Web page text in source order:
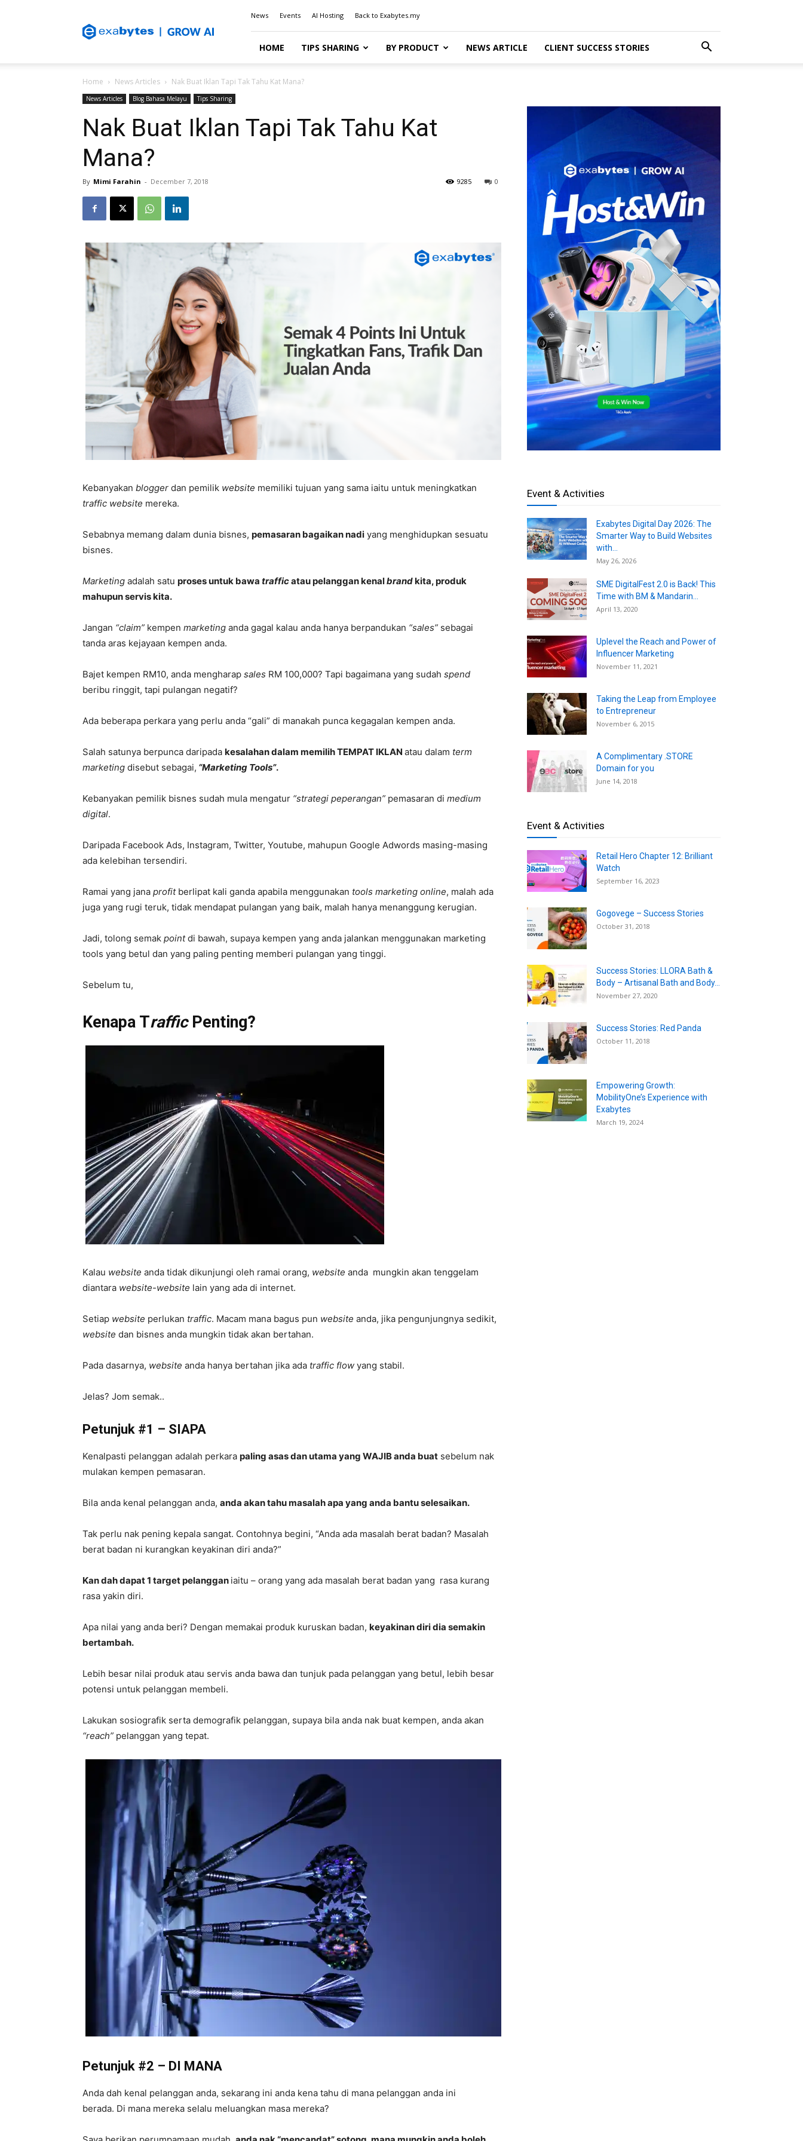
Blog
News Events AI Hosting Back to Exabytes.my
HOME TIPS SHARING BY PRODUCT NEWS ARTICLE CLIENT SUCCESS STORIES
Home News Articles Nak Buat Iklan Tapi Tak Tahu Kat Mana?
News Articles Blog Bahasa Melayu Tips Sharing
Nak Buat Iklan Tapi Tak Tahu Kat
Mana?
By Mimi Farahin - December 7, 2018 0
9285
Kebanyakan blogger dan pemilik website memiliki tujuan yang sama iaitu untuk meningkatkan
traffic website mereka.
Sebabnya memang dalam dunia bisnes, pemasaran bagaikan nadi yang menghidupkan sesuatu
bisnes.
Marketing adalah satu proses untuk bawa trafficatau pelanggan kenalbrandkita, produk
mahupun servis kita.
Jangan “claim” kempen marketing anda gagal kalau anda hanya berpandukan “sales” sebagai
tanda aras kejayaan kempen anda.
Bajet kempen RM10, anda mengharap sales RM 100,000? Tapi bagaimana yang sudah spend
beribu ringgit, tapi pulangan negatif?
Ada beberapa perkara yang perlu anda “gali” di manakah punca kegagalan kempen anda.
Salah satunya berpunca daripada kesalahan dalam memilih TEMPAT IKLAN atau dalam term
marketing disebut sebagai, “Marketing Tools”.
Kebanyakan pemilik bisnes sudah mula mengatur “strategi peperangan” pemasaran di medium
digital.
Daripada Facebook Ads, Instagram, Twitter, Youtube, mahupun Google Adwords masing-masing
ada kelebihan tersendiri.
Ramai yang jana profitberlipat kali ganda apabila menggunakan tools marketing online, malah ada
juga yang rugi teruk, tidak mendapat pulangan yang baik, malah hanya menanggung kerugian.
Jadi, tolong semak pointdi bawah, supaya kempen yang anda jalankan menggunakan marketing
tools yang betul dan yang paling penting memberi pulangan yang tinggi.
Sebelum tu,
Kenapa TrafficPenting?
Kalau website anda tidak dikunjungi oleh ramai orang, website anda mungkin akan tenggelam
diantara website-website lain yang ada di internet.
Setiap website perlukan traffic. Macam mana bagus pun website anda, jika pengunjungnya sedikit,
website dan bisnes anda mungkin tidak akan bertahan.
Pada dasarnya, website anda hanya bertahan jika ada traffic flow yang stabil.
Jelas? Jom semak..
Petunjuk #1 – SIAPA
Kenalpasti pelanggan adalah perkara paling asas dan utama yang WAJIB anda buat sebelum nak
mulakan kempen pemasaran.
Bila anda kenal pelanggan anda, anda akan tahu masalah apa yang anda bantu selesaikan.
Tak perlu nak pening kepala sangat. Contohnya begini, “Anda ada masalah berat badan? Masalah
berat badan ni kurangkan keyakinan diri anda?”
Kan dah dapat 1 target pelanggan iaitu – orang yang ada masalah berat badan yang rasa kurang
rasa yakin diri.
Apa nilai yang anda beri? Dengan memakai produk kuruskan badan, keyakinan diri dia semakin
bertambah.
Lebih besar nilai produk atau servis anda bawa dan tunjuk pada pelanggan yang betul, lebih besar
potensi untuk pelanggan membeli.
Lakukan sosiografik serta demografik pelanggan, supaya bila anda nak buat kempen, anda akan
“reach” pelanggan yang tepat.
Petunjuk #2 – DI MANA
Anda dah kenal pelanggan anda, sekarang ini anda kena tahu di mana pelanggan anda ini
berada. Di mana mereka selalu meluangkan masa mereka?
Event & Activities
Exabytes Digital Day 2026: The
Smarter Way to Build Websites
with...
May 26, 2026
SME DigitalFest 2.0 is Back! This
Time with BM & Mandarin...
April 13, 2020
Uplevel the Reach and Power of
Influencer Marketing
November 11, 2021
Taking the Leap from Employee
to Entrepreneur
November 6, 2015
A Complimentary .STORE
Domain for you
June 14, 2018
Event & Activities
Retail Hero Chapter 12: Brilliant
Watch
September 16, 2023
Gogovege – Success Stories
October 31, 2018
Success Stories: LLORA Bath &
Body – Artisanal Bath and Body...
November 27, 2020
Success Stories: Red Panda
October 11, 2018
Empowering Growth:
MobilityOne’s Experience with
Exabytes
March 19, 2024